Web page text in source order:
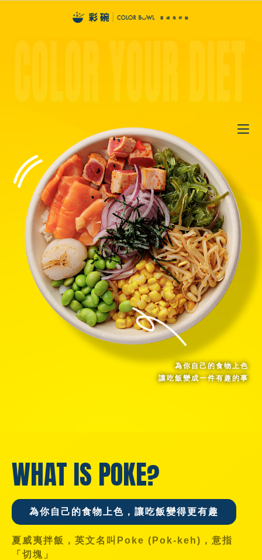
為你自己的食物上色
讓吃飯變成一件有趣的事
WHAT IS POKE?
為你自己的食物上色，讓吃飯變得更有趣
夏威夷拌飯，英文名叫Poke (Pok-keh)，意指
「切塊」